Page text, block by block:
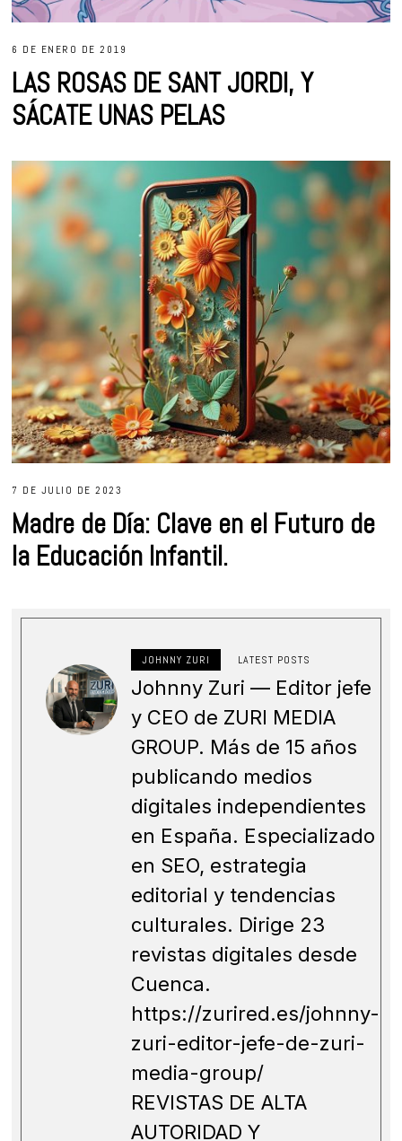
6 DE ENERO DE 2019
LAS ROSAS DE SANT JORDI, Y
SÁCATE UNAS PELAS
7 DE JULIO DE 2023
Madre de Día: Clave en el Futuro de
la Educación Infantil.
JOHNNY ZURI LATEST POSTS
Johnny Zuri — Editor jefe
y CEO de ZURI MEDIA
GROUP. Más de 15 años
publicando medios
digitales independientes
en España. Especializado
en SEO, estrategia
editorial y tendencias
culturales. Dirige 23
revistas digitales desde
Cuenca.
https://zurired.es/johnny-
zuri-editor-jefe-de-zuri-
media-group/
REVISTAS DE ALTA
AUTORIDAD Y